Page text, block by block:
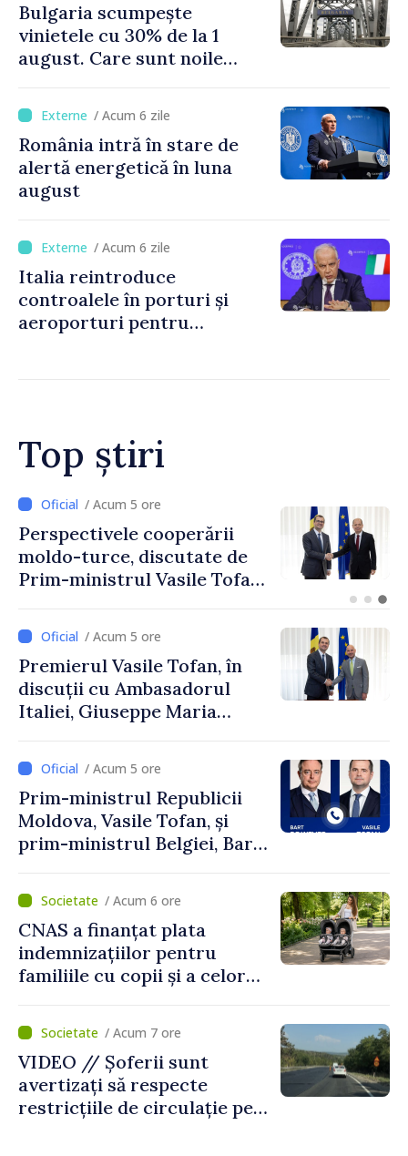
Bulgaria scumpește
vinietele cu 30% de la 1
august. Care sunt noile
/ Acum 6 zile
România intră în stare de
alertă energetică în luna
august
/ Acum 6 zile
Italia reintroduce
controalele în porturi și
aeroporturi pentru
Top știri
/ Acum 2 ore
Forumul Diasporei //
Republica Moldova,
promovată în Elveția prin
exporturi
/ Acum 5 ore
Premierul Vasile Tofan, în
discuții cu Ambasadorul
Italiei, Giuseppe Maria
/ Acum 5 ore
Prim-ministrul Republicii
Moldova, Vasile Tofan, și
prim-ministrul Belgiei, Bart
despre parcursul european
al Republicii Moldova.
/ Acum 6 ore
CNAS a finanțat plata
indemnizațiilor pentru
familiile cu copii și a celor
temporară de muncă
/ Acum 7 ore
VIDEO // Șoferii sunt
avertizați să respecte
restricțiile de circulație pe